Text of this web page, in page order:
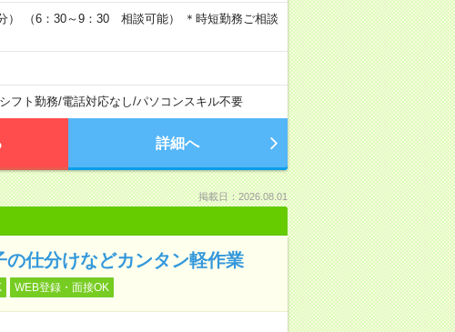
） （6：30～9：30 相談可能） ＊時短勤務ご相談
フト勤務/電話対応なし/パソコンスキル不要
詳細へ
掲載日：2026.08.01
の仕分けなどカンタン軽作業
WEB登録・面接OK